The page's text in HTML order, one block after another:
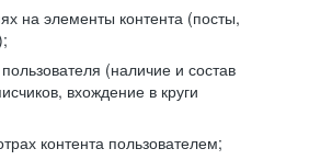
на элементы контента (посты,
(наличие и состав
вхождение в круги
контента пользователем;